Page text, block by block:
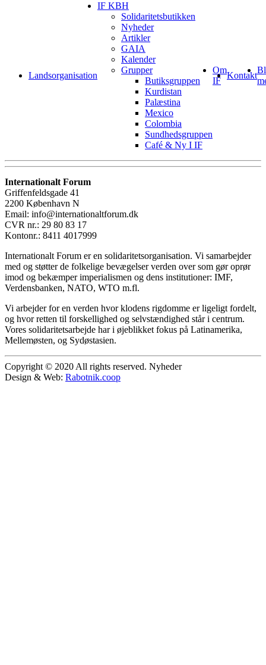
Landsorganisation
IF KBH
Solidaritetsbutikken
Nyheder
Artikler
GAIA
Kalender
Grupper
Butiksgruppen
Kurdistan
Palæstina
Mexico
Colombia
Sundhedsgruppen
Café & Ny I IF
Om
IF
Kontakt
Internationalt Forum
Griffenfeldsgade 41
2200 København N
Email: info@internationaltforum.dk
CVR nr.: 29 80 83 17
Kontonr.: 8411 4017999
Internationalt Forum er en solidaritetsorganisation. Vi samarbejder
med og støtter de folkelige bevægelser verden over som gør oprør
imod og bekæmper imperialismen og dens institutioner: IMF,
Verdensbanken, NATO, WTO m.fl.
Vi arbejder for en verden hvor klodens rigdomme er ligeligt fordelt,
og hvor retten til forskellighed og selvstændighed står i centrum.
Vores solidaritetsarbejde har i øjeblikket fokus på Latinamerika,
Mellemøsten, og Sydøstasien.
Copyright © 2020 All rights reserved. Nyheder
Design & Web: Rabotnik.coop